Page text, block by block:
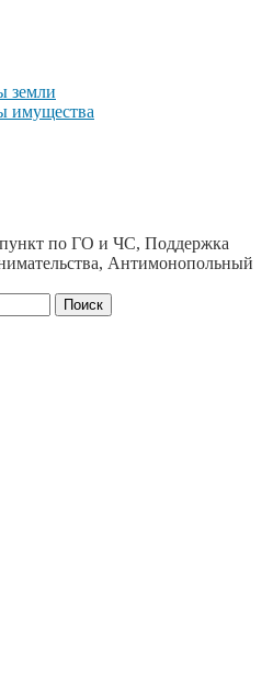
земли
имущества
по ГО и ЧС, Поддержка
Антимонопольный